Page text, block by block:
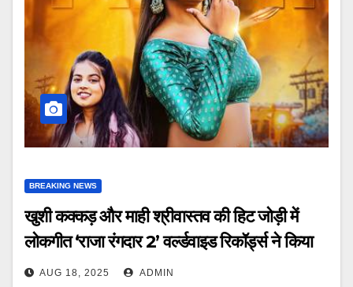
BREAKING NEWS
खुशी कक्कड़ और माही श्रीवास्तव की हिट जोड़ी में
लोकगीत ‘राजा रंगदार 2’ वर्ल्डवाइड रिकॉर्ड्स ने किया
रिलीज
AUG 18, 2025 ADMIN